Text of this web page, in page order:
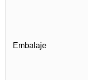
Embalaje